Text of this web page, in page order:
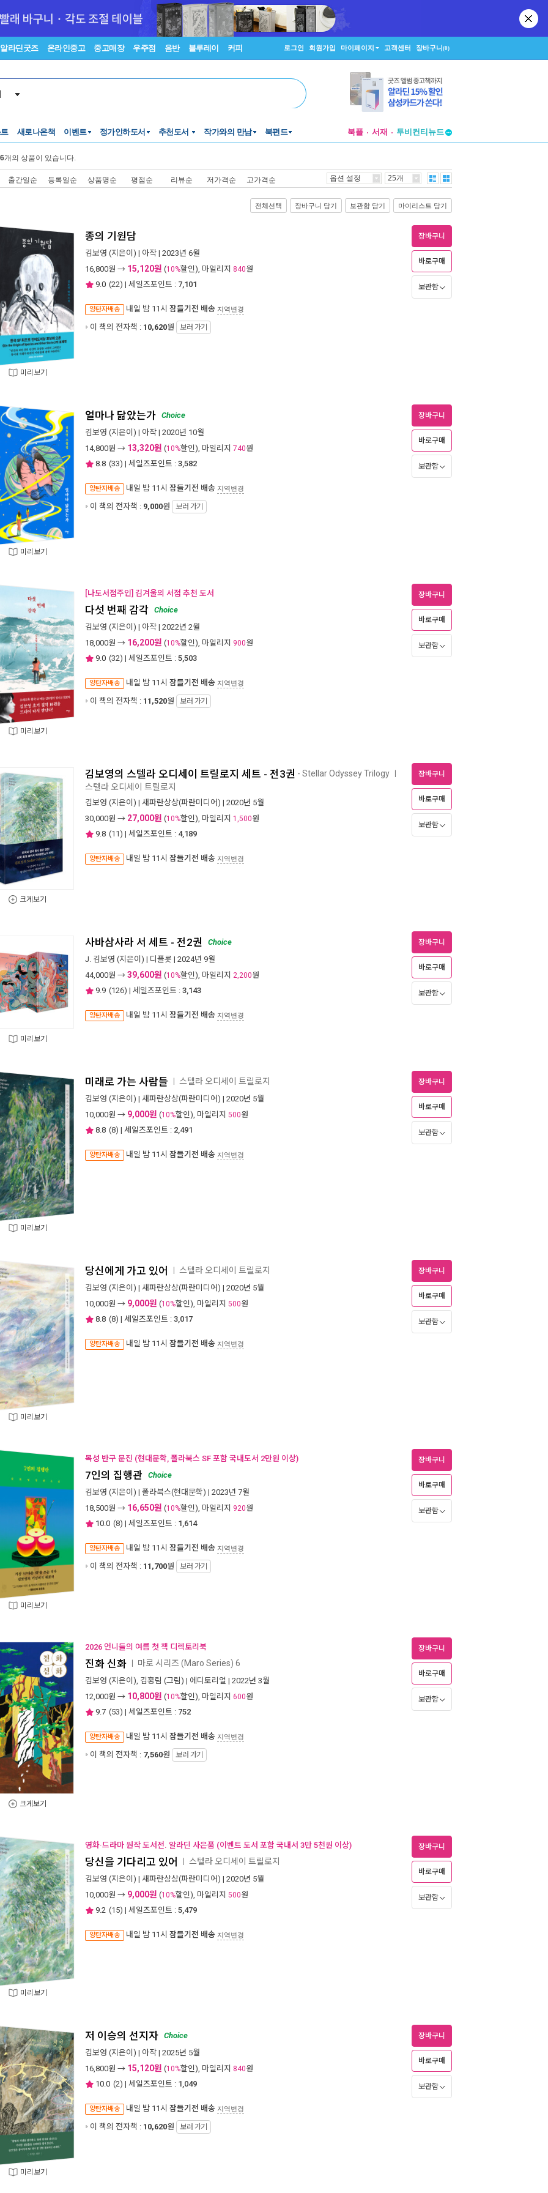
알라딘굿즈 온라인중고 중고매장 우주점 음반 블루레이 커피 로그인 회원가입 마이페이지 고객센터 장바구니(0)
새로나온책 이벤트 정가인하도서 추천도서 작가와의 만남 북펀드 북플 서재
투비컨티뉴드
개의 상품이 있습니다.
출간일순 등록일순 상품명순 평점순 리뷰순 저가격순 고가격순 옵션 설정 25개
전체선택 장바구니 담기 보관함 담기 마이리스트 담기
미리보기
종의 기원담
김보영 (지은이) | 아작 | 2023년 6월
16,800원 → 15,120원 (10%할인), 마일리지 840원
9.0 (22) | 세일즈포인트 : 7,101
양탄자배송 내일 밤 11시 잠들기전 배송 지역변경
이 책의 전자책 : 10,620원 보러 가기
장바구니
바로구매
보관함
미리보기
얼마나 닮았는가 Choice
김보영 (지은이) | 아작 | 2020년 10월
14,800원 → 13,320원 (10%할인), 마일리지 740원
8.8 (33) | 세일즈포인트 : 3,582
양탄자배송 내일 밤 11시 잠들기전 배송 지역변경
이 책의 전자책 : 9,000원 보러 가기
장바구니
바로구매
보관함
미리보기
[나도서점주인] 김겨울의 서점 추천 도서
다섯 번째 감각 Choice
김보영 (지은이) | 아작 | 2022년 2월
18,000원 → 16,200원 (10%할인), 마일리지 900원
9.0 (32) | 세일즈포인트 : 5,503
양탄자배송 내일 밤 11시 잠들기전 배송 지역변경
이 책의 전자책 : 11,520원 보러 가기
장바구니
바로구매
보관함
크게보기
김보영의 스텔라 오디세이 트릴로지 세트 - 전3권 - Stellar Odyssey Trilogy
스텔라 오디세이 트릴로지
김보영 (지은이) | 새파란상상(파란미디어) | 2020년 5월
30,000원 → 27,000원 (10%할인), 마일리지 1,500원
9.8 (11) | 세일즈포인트 : 4,189
양탄자배송 내일 밤 11시 잠들기전 배송 지역변경
장바구니
바로구매
보관함
미리보기
사바삼사라 서 세트 - 전2권
Choice
J. 김보영 (지은이) | 디플롯 | 2024년 9월
44,000원 → 39,600원 (10%할인), 마일리지 2,200원
9.9 (126) | 세일즈포인트 : 3,143
양탄자배송 내일 밤 11시 잠들기전 배송 지역변경
장바구니
바로구매
보관함
미리보기
미래로 가는 사람들 스텔라 오디세이 트릴로지
김보영 (지은이) | 새파란상상(파란미디어) | 2020년 5월
10,000원 → 9,000원 (10%할인), 마일리지 500원
8.8 (8) | 세일즈포인트 : 2,491
양탄자배송 내일 밤 11시 잠들기전 배송 지역변경
장바구니
바로구매
보관함
미리보기
당신에게 가고 있어 스텔라 오디세이 트릴로지
김보영 (지은이) | 새파란상상(파란미디어) | 2020년 5월
10,000원 → 9,000원 (10%할인), 마일리지 500원
8.8 (8) | 세일즈포인트 : 3,017
양탄자배송 내일 밤 11시 잠들기전 배송 지역변경
장바구니
바로구매
보관함
미리보기
목성 반구 문진 (현대문학, 폴라북스 SF 포함 국내도서 2만원 이상)
7인의 집행관
Choice
김보영 (지은이) | 폴라북스(현대문학) | 2023년 7월
18,500원 → 16,650원 (10%할인), 마일리지 920원
10.0 (8) | 세일즈포인트 : 1,614
양탄자배송 내일 밤 11시 잠들기전 배송 지역변경
이 책의 전자책 : 11,700원 보러 가기
장바구니
바로구매
보관함
크게보기
2026 언니들의 여름 첫 책 디렉토리북
진화 신화 마로 시리즈 (Maro Series) 6
김보영 (지은이), 김홍림 (그림) | 에디토리얼 | 2022년 3월
12,000원 → 10,800원 (10%할인), 마일리지 600원
9.7 (53) | 세일즈포인트 : 752
양탄자배송 내일 밤 11시 잠들기전 배송 지역변경
이 책의 전자책 : 7,560원 보러 가기
장바구니
바로구매
보관함
미리보기
영화·드라마 원작 도서전. 알라딘 사은품 (이벤트 도서 포함 국내서 3만 5천원 이상)
당신을 기다리고 있어 스텔라 오디세이 트릴로지
김보영 (지은이) | 새파란상상(파란미디어) | 2020년 5월
10,000원 → 9,000원 (10%할인), 마일리지 500원
9.2 (15) | 세일즈포인트 : 5,479
양탄자배송 내일 밤 11시 잠들기전 배송 지역변경
장바구니
바로구매
보관함
미리보기
저 이승의 선지자 Choice
김보영 (지은이) | 아작 | 2025년 5월
16,800원 → 15,120원 (10%할인), 마일리지 840원
10.0 (2) | 세일즈포인트 : 1,049
양탄자배송 내일 밤 11시 잠들기전 배송 지역변경
이 책의 전자책 : 10,620원 보러 가기
장바구니
바로구매
보관함